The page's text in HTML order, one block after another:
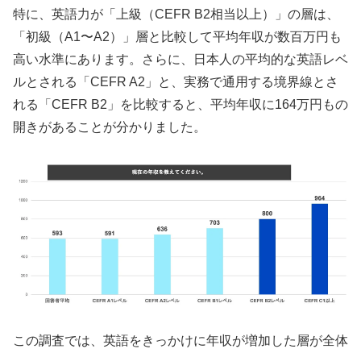
特に、英語力が「上級（CEFR B2相当以上）」の層は、
「初級（A1〜A2）」層と比較して平均年収が数百万円も
高い水準にあります。さらに、日本人の平均的な英語レベ
ルとされる「CEFR A2」と、実務で通用する境界線とさ
れる「CEFR B2」を比較すると、平均年収に164万円もの
開きがあることが分かりました。
この調査では、英語をきっかけに年収が増加した層が全体